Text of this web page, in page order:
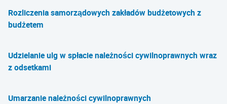
Rozliczenia samorządowych zakładów budżetowych z
budżetem
Udzielanie ulg w spłacie należności cywilnoprawnych wraz
z odsetkami
Umarzanie należności cywilnoprawnych